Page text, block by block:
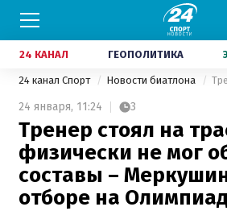
24 КАНАЛ ГЕОПОЛИТИКА
24 канал Спорт Новости биатлона
24 января, 11:24 3
Тренер стоял на
физически не мог
составы –
отборе на